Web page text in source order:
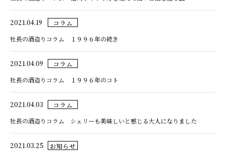
2021.04.19
コラム
社長の酒造りコラム １９９６年の続き
2021.04.09
コラム
社長の酒造りコラム １９９６年のコト
2021.04.03
コラム
社長の酒造りコラム シェリーも美味しいと感じる大人になりました
2021.03.25
お知らせ